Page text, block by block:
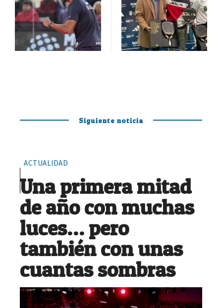
Siguiente noticia
ACTUALIDAD
Una primera mitad
de año con muchas
luces… pero
también con unas
cuantas sombras